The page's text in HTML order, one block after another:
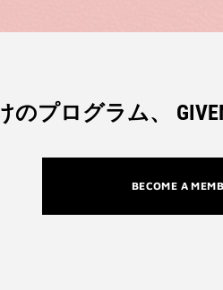
プログラム、
BECOME A